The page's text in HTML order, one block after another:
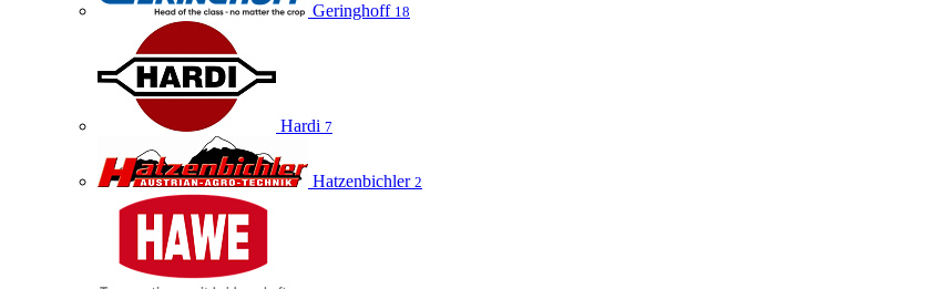
Geringhoff 18
Hardi 7
Hatzenbichler 2